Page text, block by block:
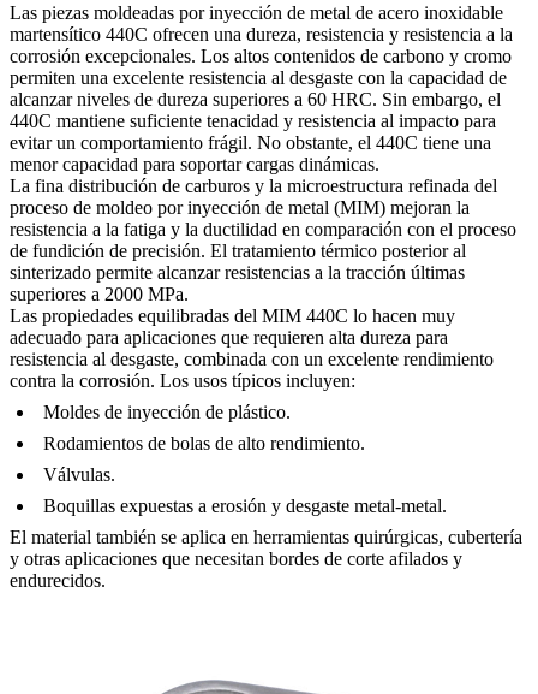
Las piezas moldeadas por inyección de metal de acero inoxidable
martensítico 440C ofrecen una dureza, resistencia y resistencia a la
corrosión excepcionales. Los altos contenidos de carbono y cromo
permiten una excelente resistencia al desgaste con la capacidad de
alcanzar niveles de dureza superiores a 60 HRC. Sin embargo, el
440C mantiene suficiente tenacidad y resistencia al impacto para
evitar un comportamiento frágil. No obstante, el 440C tiene una
menor capacidad para soportar cargas dinámicas.
La fina distribución de carburos y la microestructura refinada del
proceso de moldeo por inyección de metal (MIM) mejoran la
resistencia a la fatiga y la ductilidad en comparación con el proceso
de fundición de precisión. El tratamiento térmico posterior al
sinterizado permite alcanzar resistencias a la tracción últimas
superiores a 2000 MPa.
Las propiedades equilibradas del MIM 440C lo hacen muy
adecuado para aplicaciones que requieren alta dureza para
resistencia al desgaste, combinada con un excelente rendimiento
contra la corrosión. Los usos típicos incluyen:
Moldes de inyección de plástico.
Rodamientos de bolas de alto rendimiento.
Válvulas.
Boquillas expuestas a erosión y desgaste metal-metal.
El material también se aplica en herramientas quirúrgicas, cubertería
y otras aplicaciones que necesitan bordes de corte afilados y
endurecidos.